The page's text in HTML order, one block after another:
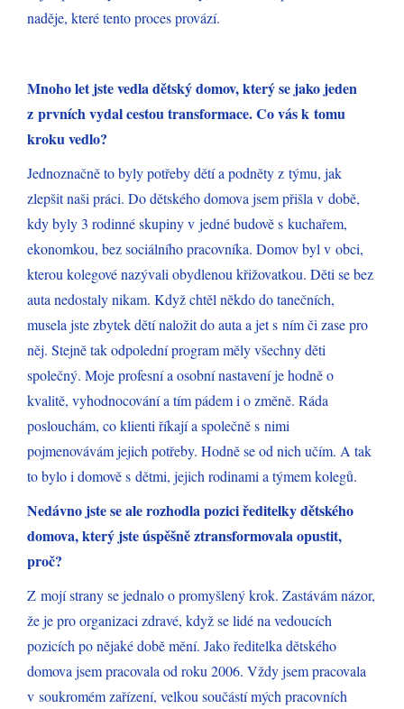
naděje, které tento proces provází.
Mnoho let jste vedla dětský domov, který se jako jeden
z prvních vydal cestou transformace. Co vás k tomu
kroku vedlo?
Jednoznačně to byly potřeby dětí a podněty z týmu, jak
zlepšit naši práci. Do dětského domova jsem přišla v době,
kdy byly 3 rodinné skupiny v jedné budově s kuchařem,
ekonomkou, bez sociálního pracovníka. Domov byl v obci,
kterou kolegové nazývali obydlenou křižovatkou. Děti se bez
auta nedostaly nikam. Když chtěl někdo do tanečních,
musela jste zbytek dětí naložit do auta a jet s ním či zase pro
něj. Stejně tak odpolední program měly všechny děti
společný. Moje profesní a osobní nastavení je hodně o
kvalitě, vyhodnocování a tím pádem i o změně. Ráda
poslouchám, co klienti říkají a společně s nimi
pojmenovávám jejich potřeby. Hodně se od nich učím. A tak
to bylo i domově s dětmi, jejich rodinami a týmem kolegů.
Nedávno jste se ale rozhodla pozici ředitelky dětského
domova, který jste úspěšně ztransformovala opustit,
proč?
Z mojí strany se jednalo o promyšlený krok. Zastávám názor,
že je pro organizaci zdravé, když se lidé na vedoucích
pozicích po nějaké době mění. Jako ředitelka dětského
domova jsem pracovala od roku 2006. Vždy jsem pracovala
v soukromém zařízení, velkou součástí mých pracovních